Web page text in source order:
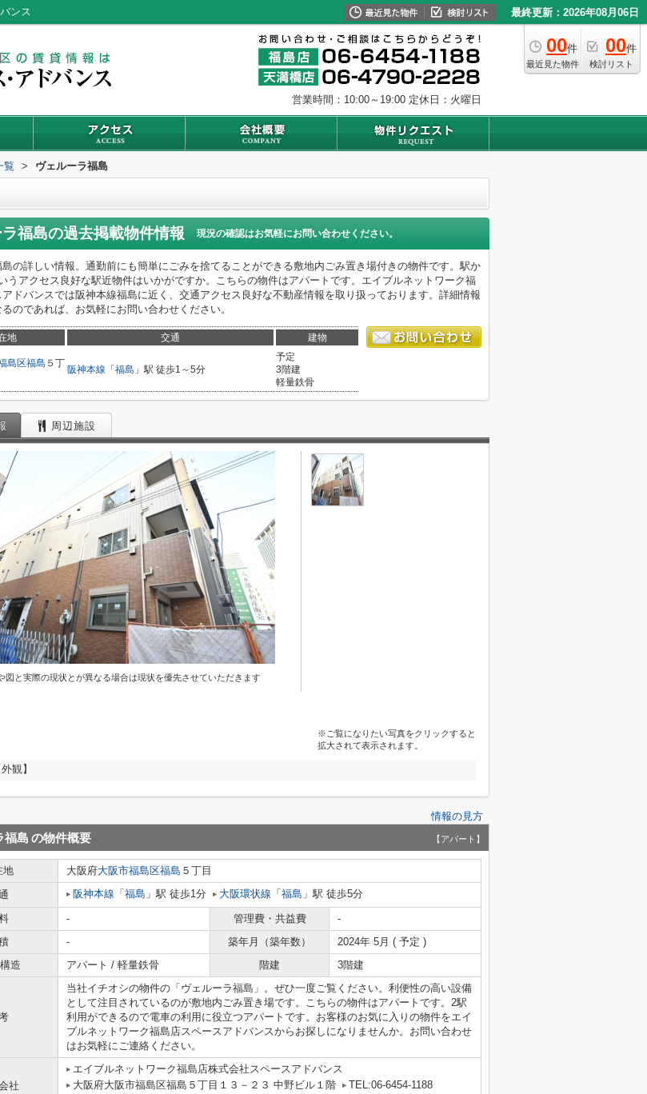
ンス 最終更新：2026年08月06日
00件
最近見た物件
00件
検討リスト
営業時間：10:00～19:00 定休日：火曜日
覧 > ヴェルーラ福島
福島の過去掲載物件情報 現況の確認はお気軽にお問い合わせください。
の詳しい情報。通勤前にも簡単にごみを捨てることができる敷地内ごみ置き場付きの物件です。駅か
うアクセス良好な駅近物件はいかがですか。こちらの物件はアパートです。エイブルネットワーク福
ドバンスでは阪神本線福島に近く、交通アクセス良好な不動産情報を取り扱っております。詳細情報
のであれば、お気軽にお問い合わせください。
地 交通 建物
島区福島 ５丁
阪神本線 「 福島 」駅 徒歩1～5分
予定
3階建
軽量鉄骨
周辺施設
図と実際の現状とが異なる場合は現状を優先させていただきます
※ご覧になりたい写真をクリックすると
拡大されて表示されます。
外観】
情報の見方
福島 の物件概要 【アパート】
地 大阪府大阪市福島区福島 ５丁目
阪神本線 「 福島 」駅 徒歩1分 大阪環状線 「 福島 」駅 徒歩5分
- 管理費・共益費
-
- 築年月（築年数）
2024年 5月 ( 予定 )
造
アパート / 軽量鉄骨 階建 3階建
当社イチオシの物件の「ヴェルーラ福島」。ぜひ一度ご覧ください。利便性の高い設備
として注目されているのが敷地内ごみ置き場です。こちらの物件はアパートです。2駅
利用ができるので電車の利用に役立つアパートです。お客様のお気に入りの物件をエイ
ブルネットワーク福島店スペースアドバンスからお探しになりませんか。お問い合わせ
はお気軽にご連絡ください。
社
エイブルネットワーク福島店株式会社スペースアドバンス
大阪府大阪市福島区福島５丁目１３－２３ 中野ビル１階
TEL:06-6454-1188